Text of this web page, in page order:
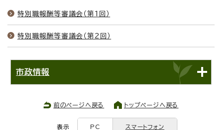
特別職報酬等審議会（第1回）
特別職報酬等審議会（第2回）
市政情報
前のページへ戻る トップページへ戻る
表示 PC スマートフォン